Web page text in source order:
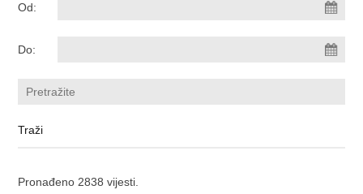
Od:
Do:
Pronađeno 2838 vijesti.